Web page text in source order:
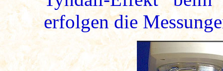
erfolgen die